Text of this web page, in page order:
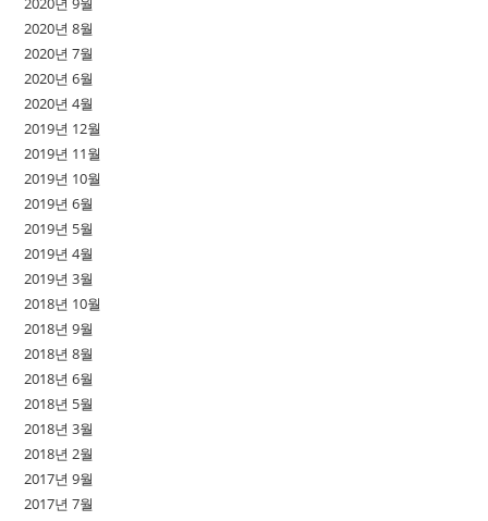
2020년 8월
2020년 7월
2020년 6월
2020년 4월
2019년 12월
2019년 11월
2019년 10월
2019년 6월
2019년 5월
2019년 4월
2019년 3월
2018년 10월
2018년 9월
2018년 8월
2018년 6월
2018년 5월
2018년 3월
2018년 2월
2017년 9월
2017년 7월